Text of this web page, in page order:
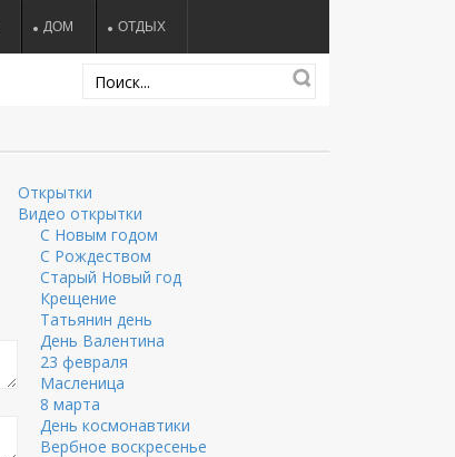
ДОМ ОТДЫХ
Открытки
Видео открытки
С Новым годом
С Рождеством
Старый Новый год
Крещение
Татьянин день
День Валентина
23 февраля
Масленица
8 марта
День космонавтики
Вербное воскресенье